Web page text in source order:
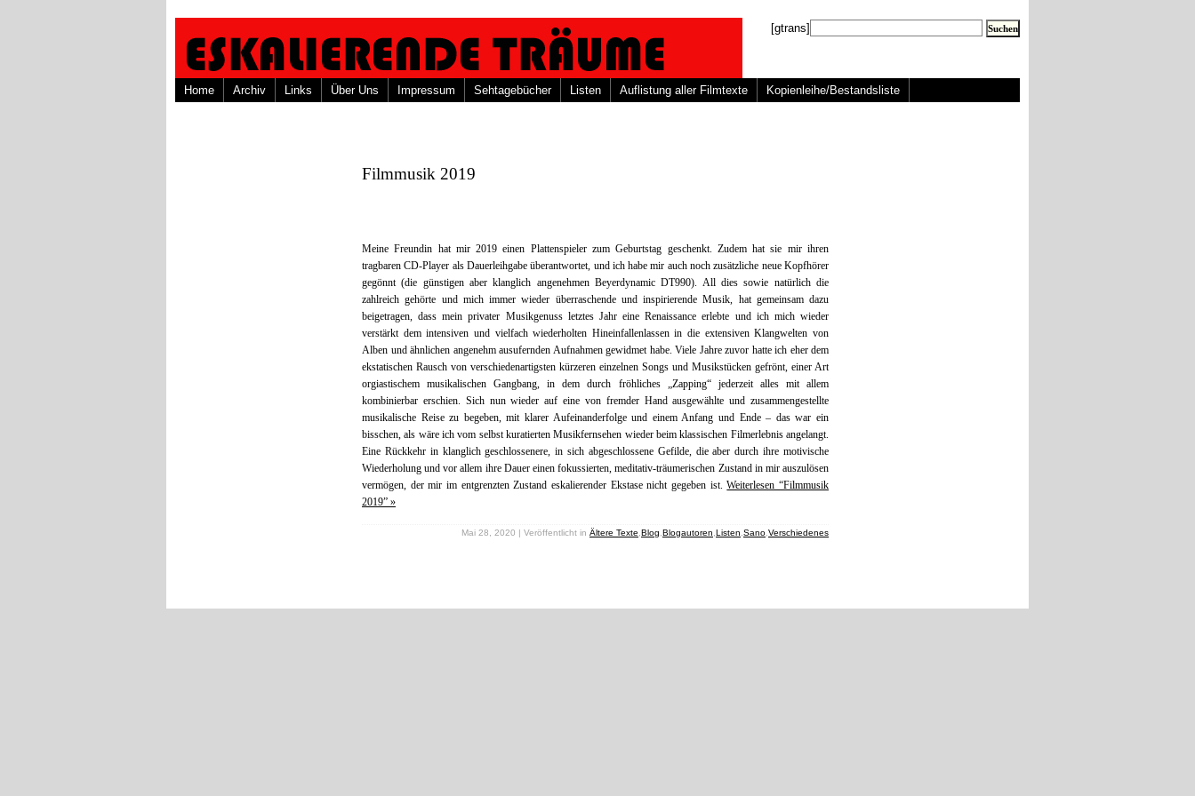
[gtrans]
Home Archiv Links Über Uns Impressum Sehtagebücher Listen Auflistung aller Filmtexte Kopienleihe/Bestandsliste
Filmmusik 2019
Meine Freundin hat mir 2019 einen Plattenspieler zum Geburtstag geschenkt. Zudem hat sie mir ihren
tragbaren CD-Player als Dauerleihgabe überantwortet, und ich habe mir auch noch zusätzliche neue Kopfhörer
gegönnt (die günstigen aber klanglich angenehmen Beyerdynamic DT990). All dies sowie natürlich die
zahlreich gehörte und mich immer wieder überraschende und inspirierende Musik, hat gemeinsam dazu
beigetragen, dass mein privater Musikgenuss letztes Jahr eine Renaissance erlebte und ich mich wieder
verstärkt dem intensiven und vielfach wiederholten Hineinfallenlassen in die extensiven Klangwelten von
Alben und ähnlichen angenehm ausufernden Aufnahmen gewidmet habe. Viele Jahre zuvor hatte ich eher dem
ekstatischen Rausch von verschiedenartigsten kürzeren einzelnen Songs und Musikstücken gefrönt, einer Art
orgiastischem musikalischen Gangbang, in dem durch fröhliches „Zapping“ jederzeit alles mit allem
kombinierbar erschien. Sich nun wieder auf eine von fremder Hand ausgewählte und zusammengestellte
musikalische Reise zu begeben, mit klarer Aufeinanderfolge und einem Anfang und Ende – das war ein
bisschen, als wäre ich vom selbst kuratierten Musikfernsehen wieder beim klassischen Filmerlebnis angelangt.
Eine Rückkehr in klanglich geschlossenere, in sich abgeschlossene Gefilde, die aber durch ihre motivische
Wiederholung und vor allem ihre Dauer einen fokussierten, meditativ-träumerischen Zustand in mir auszulösen
vermögen, der mir im entgrenzten Zustand eskalierender Ekstase nicht gegeben ist.Weiterlesen “Filmmusik
2019” »
Mai 28, 2020 | Veröffentlicht in Ältere Texte Blog Blogautoren Listen Sano Verschiedenes